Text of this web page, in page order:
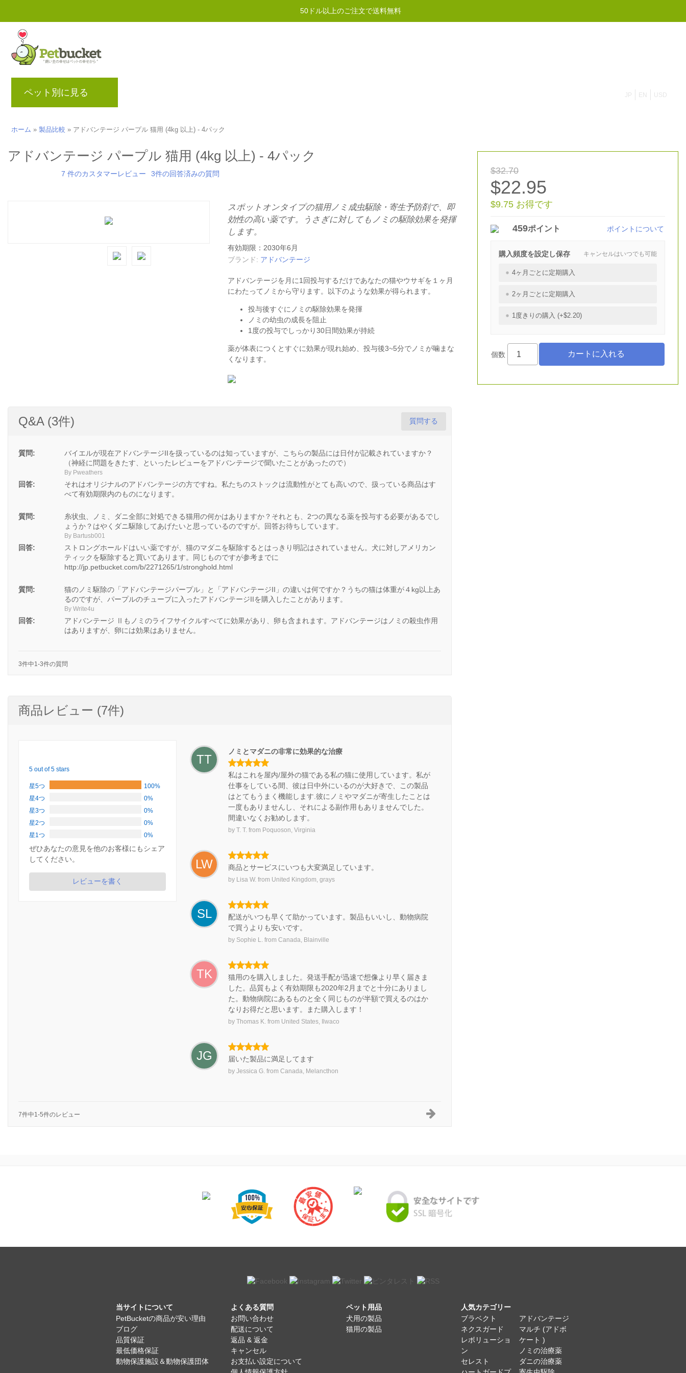
50ドル以上のご注文で送料無料
ペット別に見る JP EN USD
ホーム » 製品比較 » アドバンテージ パープル 猫用 (4kg 以上) - 4パック
アドバンテージ パープル 猫用 (4kg 以上) - 4パック
7 件のカスタマーレビュー 3件の回答済みの質問
スポットオンタイプの猫用ノミ成虫駆除・寄生予防剤で、即
効性の高い薬です。うさぎに対してもノミの駆除効果を発揮
します。
有効期限：2030年6月
ブランド: アドバンテージ
アドバンテージを月に1回投与するだけであなたの猫やウサギを１ヶ月
にわたってノミから守ります。以下のような効果が得られます。
投与後すぐにノミの駆除効果を発揮
ノミの幼虫の成長を阻止
1度の投与でしっかり30日間効果が持続
薬が体表につくとすぐに効果が現れ始め、投与後3~5分でノミが噛まな
くなります。
Q&A (3件) 質問する
質問:
バイエルが現在アドバンテージIIを扱っているのは知っていますが、こちらの製品には日付が記載されていますか？
（神経に問題をきたす、といったレビューをアドバンテージで聞いたことがあったので）
By Pweathers
回答:
それはオリジナルのアドバンテージの方ですね。私たちのストックは流動性がとても高いので、扱っている商品はす
べて有効期限内のものになります。
質問:
糸状虫、ノミ、ダニ全部に対処できる猫用の何かはありますか？それとも、2つの異なる薬を投与する必要があるでし
ょうか？はやくダニ駆除してあげたいと思っているのですが。回答お待ちしています。
By Bartusb001
回答:
ストロングホールドはいい薬ですが、猫のマダニを駆除するとはっきり明記はされていません。犬に対しアメリカン
ティックを駆除すると買いてあります。同じものですが参考までに
http://jp.petbucket.com/b/2271265/1/stronghold.html
質問:
猫のノミ駆除の「アドバンテージパープル」と「アドバンテージII」の違いは何ですか？うちの猫は体重が４kg以上あ
るのですが、パープルのチューブに入ったアドバンテージIIを購入したことがあります。
By Write4u
回答:
アドバンテージ Ⅱもノミのライフサイクルすべてに効果があり、卵も含まれます。アドバンテージはノミの殺虫作用
はありますが、卵には効果はありません。
3件中1-3件の質問
商品レビュー (7件)
5 out of 5 stars
星5つ
100%
星4つ
0%
星3つ
0%
星2つ
0%
星1つ
0%
ぜひあなたの意見を他のお客様にもシェア
してください。
レビューを書く
TT
ノミとマダニの非常に効果的な治療
私はこれを屋内/屋外の猫である私の猫に使用しています。私が
仕事をしている間、彼は日中外にいるのが大好きで、この製品
はとてもうまく機能します.彼にノミやマダニが寄生したことは
一度もありませんし、それによる副作用もありませんでした。
間違いなくお勧めします。
byT. T. from Poquoson, Virginia
LW 商品とサービスにいつも大変満足しています。
by Lisa W. from United Kingdom, grays
SL
配送がいつも早くて助かっています。製品もいいし、動物病院
で買うよりも安いです。
by Sophie L. fromCanada, Blainville
TK
猫用のを購入しました。発送手配が迅速で想像より早く届きま
した。品質もよく有効期限も2020年2月までと十分にありまし
た。動物病院にあるものと全く同じものが半額で買えるのはか
なりお得だと思います。また購入します！
byThomas K. from United States, Ilwaco
JG 届いた製品に満足してます
byJessica G. fromCanada, Melancthon
7件中1-5件のレビュー
$32.70
$22.95
$9.75 お得です
459ポイント ポイントについて
キャンセルはいつでも可能
購入頻度を設定し保存
4ヶ月ごとに定期購入
2ヶ月ごとに定期購入
1度きりの購入 (+$2.20)
個数
当サイトについて
PetBucketの商品が安い理由
ブログ
品質保証
最低価格保証
動物保護施設＆動物保護団体
よくある質問
お問い合わせ
配送について
返品 & 返金
キャンセル
お支払い設定について
ペット用品
犬用の製品
猫用の製品
人気カテゴリー
ブラベクト
ネクスガード
レボリューショ
ン
セレスト
アドバンテージ
マルチ (アドボ
ケート )
ノミの治療薬
ダニの治療薬